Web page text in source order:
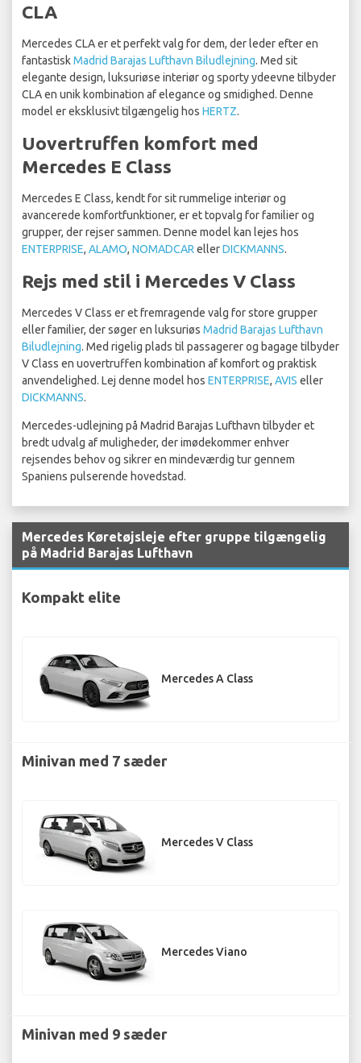
CLA
Mercedes CLA er et perfekt valg for dem, der leder efter en
fantastiskMadrid Barajas Lufthavn Biludlejning. Med sit
elegante design, luksuriøse interiør og sporty ydeevne tilbyder
CLA en unik kombination af elegance og smidighed. Denne
model er eksklusivt tilgængelig hos HERTZ.
Uovertruffen komfort med
Mercedes E Class
Mercedes E Class, kendt for sit rummelige interiør og
avancerede komfortfunktioner, er et topvalg for familier og
grupper, der rejser sammen. Denne model kan lejes hos
ENTERPRISE, ALAMO, NOMADCAR ellerDICKMANNS.
Rejs med stil i Mercedes V Class
Mercedes V Class er et fremragende valg for store grupper
eller familier, der søger en luksuriøs Madrid Barajas Lufthavn
Biludlejning. Med rigelig plads til passagerer og bagage tilbyder
V Class en uovertruffen kombination af komfort og praktisk
anvendelighed. Lej denne model hos ENTERPRISE, AVIS eller
DICKMANNS.
Mercedes-udlejning på Madrid Barajas Lufthavn tilbyder et
bredt udvalg af muligheder, der imødekommer enhver
rejsendes behov og sikrer en mindeværdig tur gennem
Spaniens pulserende hovedstad.
Mercedes Køretøjsleje efter gruppe tilgængelig
på Madrid Barajas Lufthavn
Kompakt elite
Mercedes A Class
Minivan med 7 sæder
Mercedes V Class
Mercedes Viano
Minivan med 9 sæder